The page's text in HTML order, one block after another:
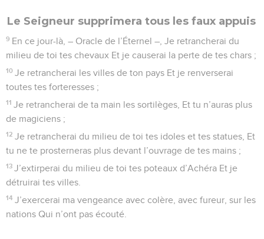
Le Seigneur supprimera tous les faux appuis
9 En ce jour-là, – Oracle de l’Éternel –, Je retrancherai du
milieu de toi tes chevaux Et je causerai la perte de tes chars ;
10 Je retrancherai les villes de ton pays Et je renverserai
toutes tes forteresses ;
11 Je retrancherai de ta main les sortilèges, Et tu n’auras plus
de magiciens ;
12 Je retrancherai du milieu de toi tes idoles et tes statues, Et
tu ne te prosterneras plus devant l’ouvrage de tes mains ;
13 J’extirperai du milieu de toi tes poteaux d’Achéra Et je
détruirai tes villes.
14 J’exercerai ma vengeance avec colère, avec fureur, sur les
nations Qui n’ont pas écouté.